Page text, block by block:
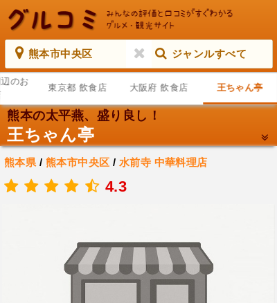
熊本市中央区 ジャンルすべて
のお
東京都 飲食店 大阪府 飲食店 王ちゃん亭
熊本の太平燕、盛り良し！
王ちゃん亭
熊本県 / 熊本市中央区 / 水前寺 中華料理店
4.3